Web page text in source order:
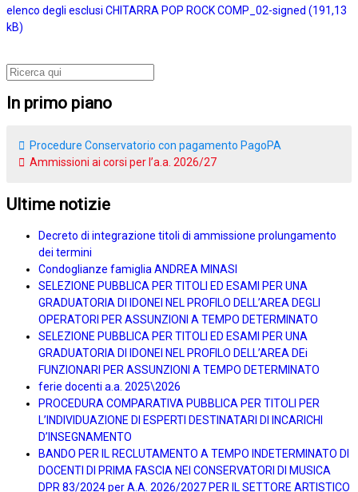
elenco degli esclusi CHITARRA POP ROCK COMP_02-signed
In primo piano
Procedure Conservatorio con pagamento PagoPA
Ammissioni ai corsi per l’a.a. 2026/27
Ultime notizie
Decreto di integrazione titoli di ammissione prolungamento
dei termini
Condoglianze famiglia ANDREA MINASI
SELEZIONE PUBBLICA PER TITOLI ED ESAMI PER UNA
GRADUATORIA DI IDONEI NEL PROFILO DELL’AREA DEGLI
OPERATORI PER ASSUNZIONI A TEMPO DETERMINATO
SELEZIONE PUBBLICA PER TITOLI ED ESAMI PER UNA
GRADUATORIA DI IDONEI NEL PROFILO DELL’AREA DEi
FUNZIONARI PER ASSUNZIONI A TEMPO DETERMINATO
ferie docenti a.a. 2025\2026
PROCEDURA COMPARATIVA PUBBLICA PER TITOLI PER
L’INDIVIDUAZIONE DI ESPERTI DESTINATARI DI INCARICHI
D’INSEGNAMENTO
BANDO PER IL RECLUTAMENTO A TEMPO INDETERMINATO DI
DOCENTI DI PRIMA FASCIA NEI CONSERVATORI DI MUSICA
DPR 83/2024 per A.A. 2026/2027 PER IL SETTORE ARTISTICO